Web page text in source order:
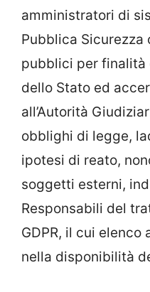
amministratori di
Pubblica
pubblici per finalità
dello Stato ed
all’Autorità
obblighi di legge,
ipotesi di reato,
soggetti esterni,
Responsabili del
GDPR, il cui elenco
nella disponibilità